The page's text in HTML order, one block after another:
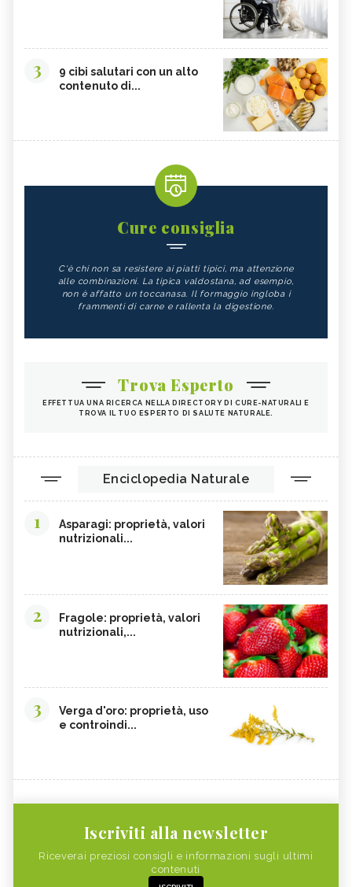
3
9 cibi salutari con un alto
contenuto di...
Cure consiglia
C'è chi non sa resistere ai piatti tipici, ma attenzione
alle combinazioni. La tipica valdostana, ad esempio,
non è affatto un toccanasa. Il formaggio ingloba i
frammenti di carne e rallenta la digestione.
Trova Esperto
EFFETTUA UNA RICERCA NELLA DIRECTORY DI CURE-NATURALI E
TROVA IL TUO ESPERTO DI SALUTE NATURALE.
Enciclopedia Naturale
1
Asparagi: proprietà, valori
nutrizionali...
2
Fragole: proprietà, valori
nutrizionali,...
3
Verga d'oro: proprietà, uso
e controindi...
Iscriviti alla newsletter
Riceverai preziosi consigli e informazioni sugli ultimi
contenuti